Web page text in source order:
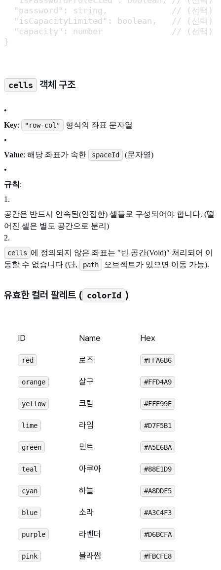
"password": string,             // (선택)
"isCapacityLimited": boolean,   // (선택)
"capacity": number              // (선택)
}
cells 객체 구조
•
Key: "row-col"
형식의 좌표 문자열
•
Value: 해당 좌표가 속한 spaceId
(문자열)
•
규칙:
1 .
공간은 반드시 연속된(인접한) 셀들로 구성되어야 합니다. (떨
어진 셀은 별도 공간으로 분리)
2.
cells 에 정의되지 않은 좌표는 "빈 공간(Void)" 처리되어 이
동할 수 없습니다 (단,
path 오브젝트가 있으면 이동 가능).
유효한 컬러 팔레트 ( colorId )
ID Name Hex
red 로즈 #FFA6B6
orange 살구 #FFD4A9
yellow 크림 #FFE99E
lime 라임 #D7F5B1
green 민트 #A5E6BA
teal 아쿠아 #88E1D9
cyan 하늘 #A8DDF5
blue 소라 #A3C4F3
purple 라벤더 #D6BCFA
pink 블라썸 #FBCFE8